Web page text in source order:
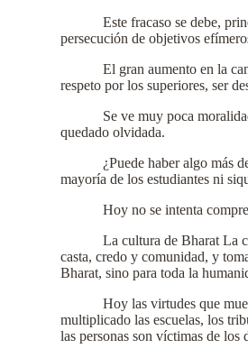
Este fracaso se debe,
persecución de objetivos
El gran aumento en la
respeto por los superiores, ser
Se ve muy poca
quedado olvidada.
¿Puede haber algo más
mayoría de los estudiantes ni
Hoy no se intenta
La cultura de Bharat La
casta, credo y comunidad, y
Bharat, sino para toda la
Hoy las virtudes que
multiplicado las escuelas, los
las personas son víctimas de los